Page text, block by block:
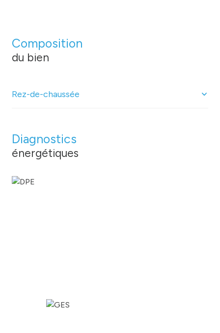
Composition
du bien
Rez-de-chaussée
salle
accueil
Diagnostics
énergétiques